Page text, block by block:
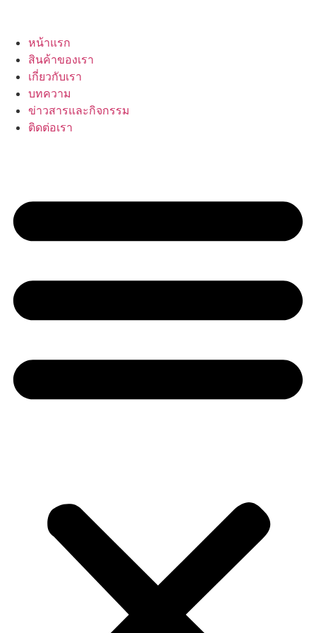
หน้าแรก
สินค้าของเรา
เกี่ยวกับเรา
บทความ
ข่าวสารและกิจกรรม
ติดต่อเรา